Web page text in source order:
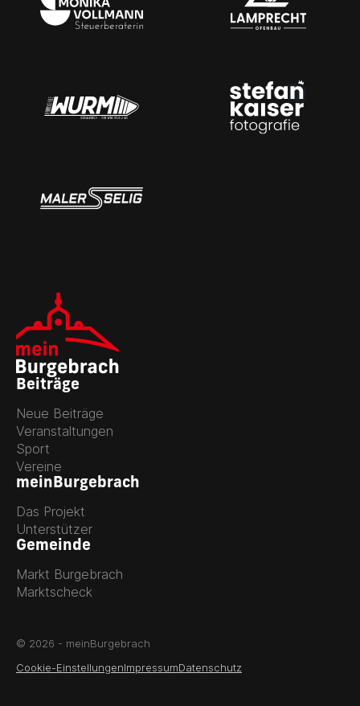
Beiträge
Neue Beiträge
Veranstaltungen
Sport
Vereine
meinBurgebrach
Das Projekt
Unterstützer
Gemeinde
Markt Burgebrach
Marktscheck
© 2026 - meinBurgebrach
Cookie-EinstellungenImpressumDatenschutz